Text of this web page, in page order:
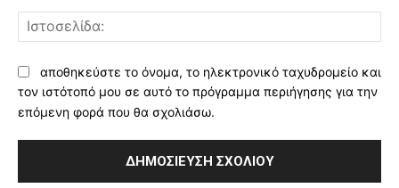
αποθηκεύστε το όνομα, το ηλεκτρονικό ταχυδρομείο και
τον ιστότοπό μου σε αυτό το πρόγραμμα περιήγησης για την
επόμενη φορά που θα σχολιάσω.